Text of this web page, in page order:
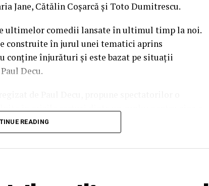
SCULPT & SPA; PIZZERIA VOLARE;
THE COFFEE HOUSE; CLAUMAR
ȘI MEDICINĂ VETERINARĂ
GALLERY; CREATIVE AVOCADOS;
Jane, Cătălin Coșarcă și Toto Dumitrescu.
ultimelor comedii lansate în ultimul timp la noi.
construite în jurul unei tematici aprins
conține înjurături și este bazat pe situații
Decu.
în micile certuri dintr-un cuplu: pentru cine e
care patru cupluri de prieteni o duc la bun
personajele ajung să câștige o altă viziune
orgoliile și preconcepțiile, pentru a
READING